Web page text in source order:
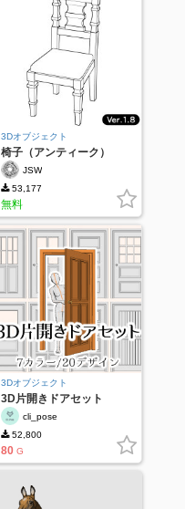
3Dオブジェクト
椅子（アンティーク）
ver.1.8
JSW
53,177
無料
3Dオブジェクト
3D片開きドアセット
cli_pose
52,800
80 G